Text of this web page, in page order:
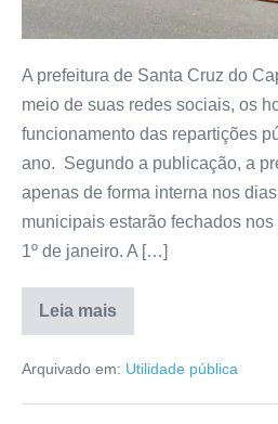
A prefeitura de Santa Cruz do
meio de suas redes sociais, os
funcionamento das repartições
ano. Segundo a publicação, a
apenas de forma interna nos
municipais estarão fechados
1º de janeiro. A […]
Leia mais
Arquivado em: Utilidade pública